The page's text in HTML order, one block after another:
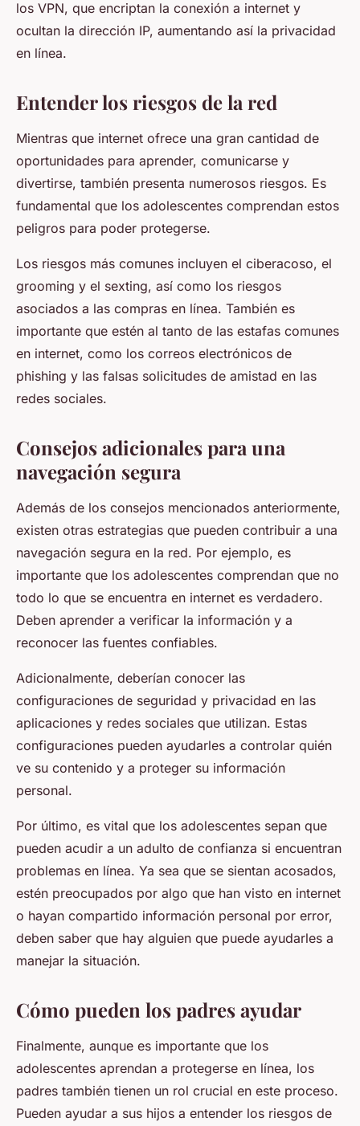
los VPN, que encriptan la conexión a internet y
ocultan la dirección IP, aumentando así la privacidad
en línea.
Entender los riesgos de la red
Mientras que internet ofrece una gran cantidad de
oportunidades para aprender, comunicarse y
divertirse, también presenta numerosos riesgos. Es
fundamental que los adolescentes comprendan estos
peligros para poder protegerse.
Los riesgos más comunes incluyen el ciberacoso, el
grooming y el sexting, así como los riesgos
asociados a las compras en línea. También es
importante que estén al tanto de las estafas comunes
en internet, como los correos electrónicos de
phishing y las falsas solicitudes de amistad en las
redes sociales.
Consejos adicionales para una
navegación segura
Además de los consejos mencionados anteriormente,
existen otras estrategias que pueden contribuir a una
navegación segura en la red. Por ejemplo, es
importante que los adolescentes comprendan que no
todo lo que se encuentra en internet es verdadero.
Deben aprender a verificar la información y a
reconocer las fuentes confiables.
Adicionalmente, deberían conocer las
configuraciones de seguridad y privacidad en las
aplicaciones y redes sociales que utilizan. Estas
configuraciones pueden ayudarles a controlar quién
ve su contenido y a proteger su información
personal.
Por último, es vital que los adolescentes sepan que
pueden acudir a un adulto de confianza si encuentran
problemas en línea. Ya sea que se sientan acosados,
estén preocupados por algo que han visto en internet
o hayan compartido información personal por error,
deben saber que hay alguien que puede ayudarles a
manejar la situación.
Cómo pueden los padres ayudar
Finalmente, aunque es importante que los
adolescentes aprendan a protegerse en línea, los
padres también tienen un rol crucial en este proceso.
Pueden ayudar a sus hijos a entender los riesgos de